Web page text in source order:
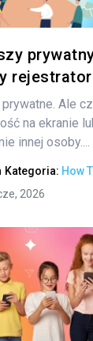
Ale
na ekranie
innej osoby....
Kategoria: How
2026